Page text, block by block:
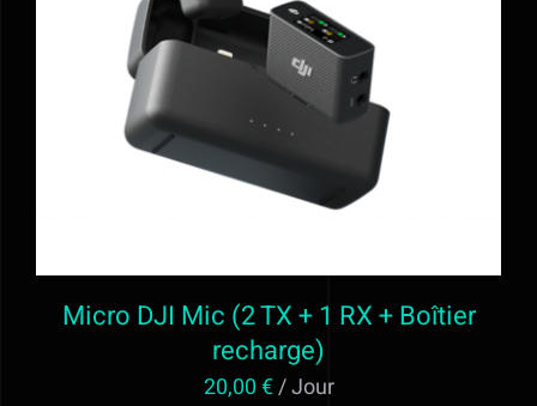
AJOUTER AU PANIER / DÉTAILS
Micro DJI Mic (2 TX + 1 RX + Boîtier
recharge)
20,00€/ Jour